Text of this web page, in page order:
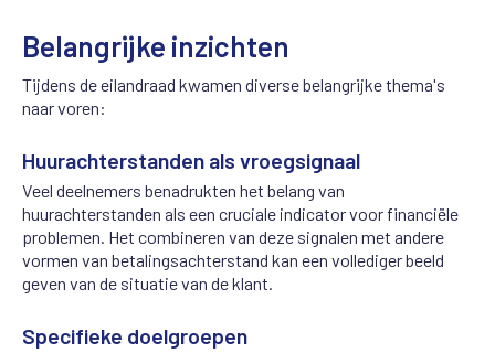
Belangrijke inzichten
Tijdens de eilandraad kwamen diverse belangrijke thema's
naar voren:
Huurachterstanden als vroegsignaal
Veel deelnemers benadrukten het belang van
huurachterstanden als een cruciale indicator voor financiële
problemen. Het combineren van deze signalen met andere
vormen van betalingsachterstand kan een vollediger beeld
geven van de situatie van de klant.
Specifieke doelgroepen